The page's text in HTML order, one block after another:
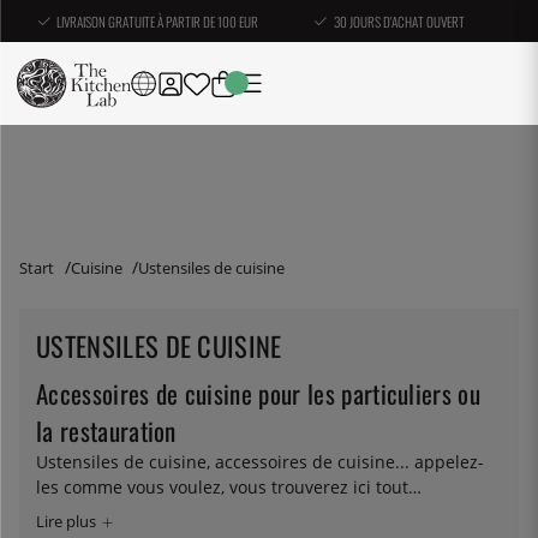
LIVRAISON GRATUITE À PARTIR DE 100 EUR 30 JOURS D'ACHAT OUVERT
Start Cuisine Ustensiles de cuisine
USTENSILES DE CUISINE
Accessoires de cuisine pour les particuliers ou
la restauration
Ustensiles de cuisine, accessoires de cuisine... appelez-
les comme vous voulez, vous trouverez ici tout
l'équipement dont vous avez besoin pour faire de